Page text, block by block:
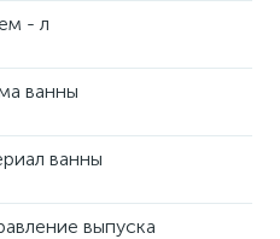
- л
ванны
ванны
выпуска